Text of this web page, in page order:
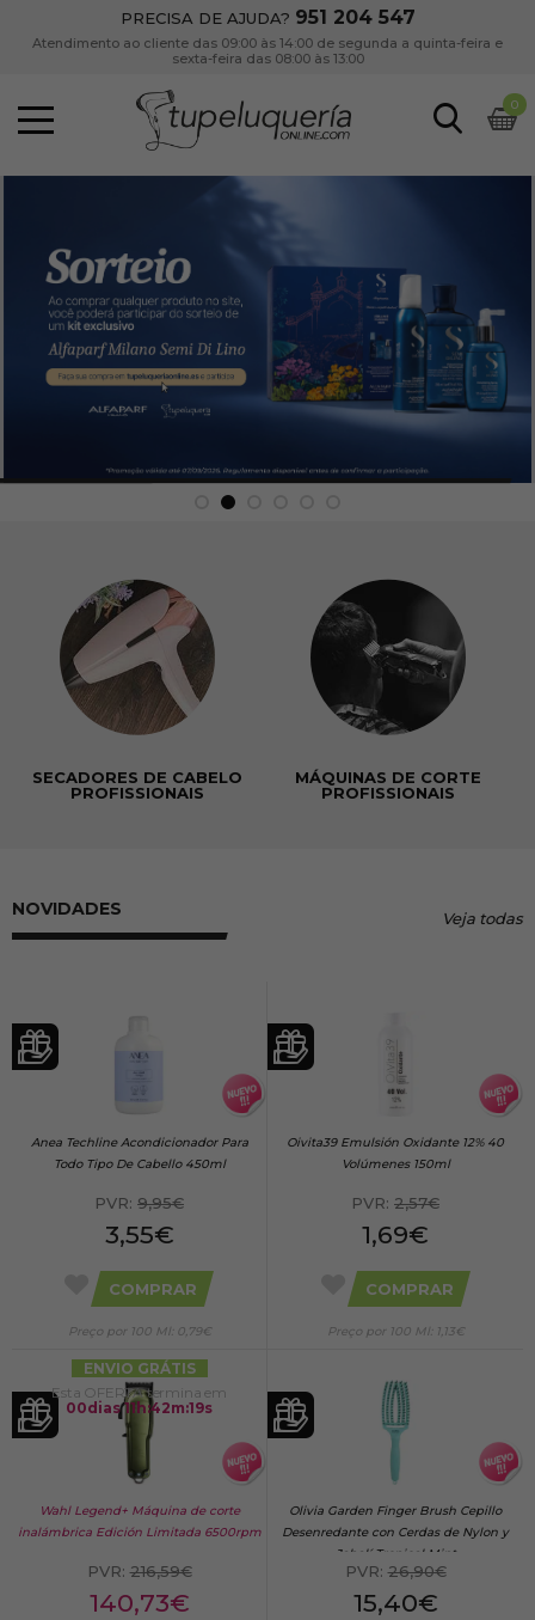
PRECISA DE AJUDA? 951 204 547
Atendimento ao cliente das 09:00 às 14:00 de segunda a quinta-feira e
sexta-feira das 08:00 às 13:00
0
SECADORES DE CABELO
PROFISSIONAIS
MÁQUINAS DE CORTE
PROFISSIONAIS
NOVIDADES Veja todas
Anea Techline Acondicionador Para
Todo Tipo De Cabello 450ml
PVR: 9,95€
3,55€
COMPRAR
Preço por 100 Ml: 0,79€
Oivita39 Emulsión Oxidante 12% 40
Volúmenes 150ml
PVR: 2,57€
1,69€
COMPRAR
Preço por 100 Ml: 1,13€
ENVIO GRÁTIS
Esta OFERTA termina em
00dias 11 h:42m:18s
Wahl Legend+ Máquina de corte
inalámbrica Edición Limitada 6500rpm
PVR:216,59€
140,73€
Olivia Garden Finger Brush Cepillo
Desenredante con Cerdas de Nylon y
Jabalí Tropical Mint
PVR:26,90€
15,40€